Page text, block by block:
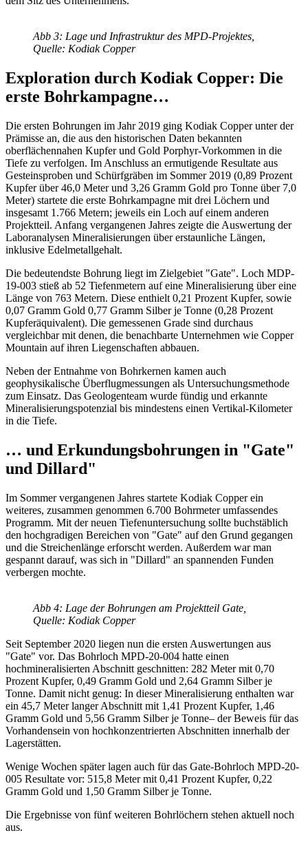
Abb 3: Lage und Infrastruktur des MPD-Projektes,
Quelle: Kodiak Copper
Exploration durch Kodiak Copper: Die
erste Bohrkampagne…
Die ersten Bohrungen im Jahr 2019 ging Kodiak Copper unter der
Prämisse an, die aus den historischen Daten bekannten
oberflächennahen Kupfer und Gold Porphyr-Vorkommen in die
Tiefe zu verfolgen. Im Anschluss an ermutigende Resultate aus
Gesteinsproben und Schürfgräben im Sommer 2019 (0,89 Prozent
Kupfer über 46,0 Meter und 3,26 Gramm Gold pro Tonne über 7,0
Meter) startete die erste Bohrkampagne mit drei Löchern und
insgesamt 1.766 Metern; jeweils ein Loch auf einem anderen
Projektteil. Anfang vergangenen Jahres zeigte die Auswertung der
Laboranalysen Mineralisierungen über erstaunliche Längen,
inklusive Edelmetallgehalt.
Die bedeutendste Bohrung liegt im Zielgebiet "Gate". Loch MDP-
19-003 stieß ab 52 Tiefenmetern auf eine Mineralisierung über eine
Länge von 763 Metern. Diese enthielt 0,21 Prozent Kupfer, sowie
0,07 Gramm Gold 0,77 Gramm Silber je Tonne (0,28 Prozent
Kupferäquivalent). Die gemessenen Grade sind durchaus
vergleichbar mit denen, die benachbarte Unternehmen wie Copper
Mountain auf ihren Liegenschaften abbauen.
Neben der Entnahme von Bohrkernen kamen auch
geophysikalische Überflugmessungen als Untersuchungsmethode
zum Einsatz. Das Geologenteam wurde fündig und erkannte
Mineralisierungspotenzial bis mindestens einen Vertikal-Kilometer
in die Tiefe.
… und Erkundungsbohrungen in "Gate"
und Dillard"
Im Sommer vergangenen Jahres startete Kodiak Copper ein
weiteres, zusammen genommen 6.700 Bohrmeter umfassendes
Programm. Mit der neuen Tiefenuntersuchung sollte buchstäblich
den hochgradigen Bereichen von "Gate" auf den Grund gegangen
und die Streichenlänge erforscht werden. Außerdem war man
gespannt darauf, was sich in "Dillard" an spannenden Funden
verbergen mochte.
Abb 4: Lage der Bohrungen am Projektteil Gate,
Quelle: Kodiak Copper
Seit September 2020 liegen nun die ersten Auswertungen aus
"Gate" vor. Das Bohrloch MPD-20-004 hatte einen
hochmineralisierten Abschnitt geschnitten: 282 Meter mit 0,70
Prozent Kupfer, 0,49 Gramm Gold und 2,64 Gramm Silber je
Tonne. Damit nicht genug: In dieser Mineralisierung enthalten war
ein 45,7 Meter langer Abschnitt mit 1,41 Prozent Kupfer, 1,46
Gramm Gold und 5,56 Gramm Silber je Tonne– der Beweis für das
Vorhandensein von hochkonzentrierten Abschnitten innerhalb der
Lagerstätten.
Wenige Wochen später lagen auch für das Gate-Bohrloch MPD-20-
005 Resultate vor: 515,8 Meter mit 0,41 Prozent Kupfer, 0,22
Gramm Gold und 1,50 Gramm Silber je Tonne.
Die Ergebnisse von fünf weiteren Bohrlöchern stehen aktuell noch
aus.